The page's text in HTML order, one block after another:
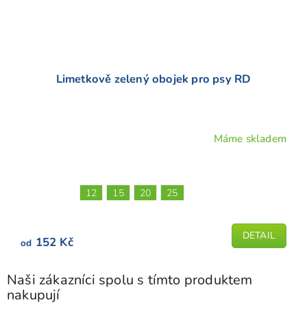
Limetkově zelený obojek pro psy RD
hvězdiček.
Máme skladem
od 152 Kč DETAIL
12 15 20 25
Naši zákazníci spolu s tímto produktem
nakupují